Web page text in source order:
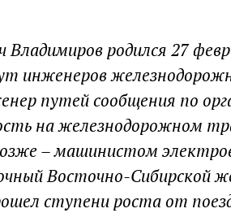
родился 27
инженеров
путей сообщения по
на железнодорожном
– машинистом
Восточно-Сибирской
ступени роста от